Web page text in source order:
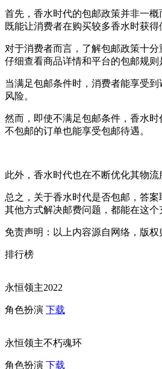
首先，香水时代的包邮政策并非一
既能让消费者在购买较多香水时获
对于消费者而言，了解包邮政策十
仔细查看商品详情和平台的包邮规则
当满足包邮条件时，消费者能享受
风险。
然而，即使不满足包邮条件，香水
不包邮的订单也能享受包邮待遇。
此外，香水时代也在不断优化其物
总之，关于香水时代是否包邮，答
其他方式解决邮费问题，都能在这
免责声明：以上内容源自网络，版
排行榜
永恒领主2022
角色扮演 下载
永恒领主不朽魂环
角色扮演 下载